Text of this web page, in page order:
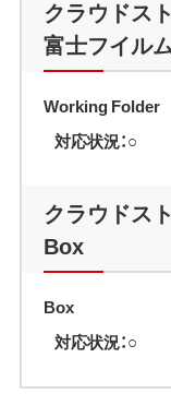
クラウドス
富士フイル
Working Folder
対応状況：○
クラウドス
Box
Box
対応状況：○